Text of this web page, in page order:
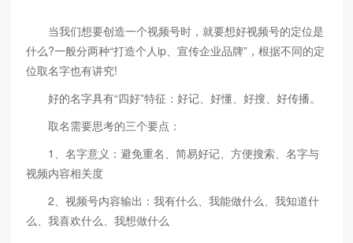
当我们想要创造一个视频号时，就要想好视频号的定位是
什么?一般分两种“打造个人ip、宣传企业品牌”，根据不同的定
位取名字也有讲究!
好的名字具有“四好”特征：好记、好懂、好搜、好传播。
取名需要思考的三个要点：
1、名字意义：避免重名、简易好记、方便搜索、名字与
视频内容相关度
2、视频号内容输出：我有什么、我能做什么、我知道什
么、我喜欢什么、我想做什么